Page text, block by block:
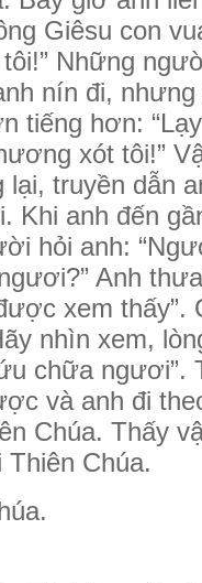
Giêsu con
Những
nín đi, nhưng
tiếng hơn:
xót tôi!”
lại, truyền dẫn
Khi anh đến
hỏi anh:
Anh
xem thấy”.
nhìn xem,
chữa ngươi”.
và anh đi
Chúa. Thấy
Chúa.